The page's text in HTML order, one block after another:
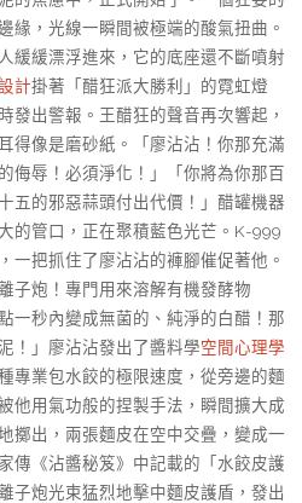
緣，光線一瞬間被極端的酸氣扭曲。
緩緩漂浮進來，它的底座還不斷噴射
計掛著「醋狂派大勝利」的霓虹燈
發出警報。王醋狂的聲音再次響起，
得像是磨砂紙。「廖沾沾！你那充滿
侮辱！必須淨化！」「你將為你那百
五的邪惡蒜頭付出代價！」醋罐機器
的管口，正在聚積藍色光芒。K-999
一把抓住了廖沾沾的褲腳催促著他。
子炮！專門用來溶解有機發酵物
一秒內變成無菌的、純淨的白醋！那
！」廖沾沾發出了醬料學空間心理學
專業包水餃的極限速度，從旁邊的麵
他用氣功般的捏製手法，瞬間擴大成
擲出，兩張麵皮在空中交疊，變成一
傳《沾醬秘笈》中記載的「水餃皮護
子炮光束猛烈地擊中麵皮護盾，發出